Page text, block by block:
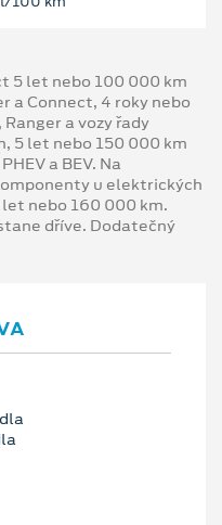
5 let nebo 100 000 km
a Connect, 4 roky nebo
a vozy řady
5 let nebo 150 000 km
a BEV. Na
u elektrických
nebo 160 000 km.
dříve. Dodatečný